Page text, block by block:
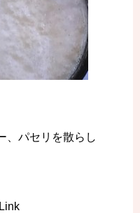
、パセリを散らし